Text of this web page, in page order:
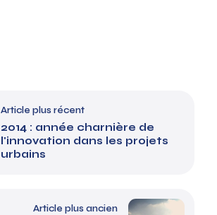
Article plus récent
2014 : année charnière de
l'innovation dans les projets
urbains
Article plus ancien